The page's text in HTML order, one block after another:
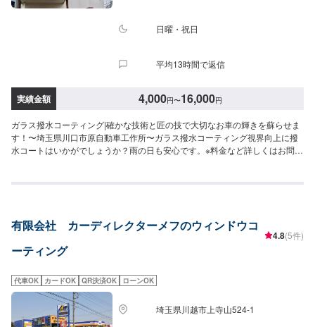
日曜・祝日
平均13時間で返信
実績金額 4,000円〜16,000円
ガラス撥水コーティング|確かな技術と匠の技で大切なお車の輝きを蘇らせま
す！〜埼玉県川口市原自動車工作所〜ガラス撥水コーティング視界向上に撥
水コートはいかがでしょうか？雨の日も安心です。※料金など詳しくはお問合
続可能お客様のニーズに合わせた料金設定をご用意しておりますのでお気軽
ツの不備などにより、取り付けができなかった場合でも、動作確認などで発
生した工賃をご請求させていただきますので、あらかじめご了承ください。
【代車について】無料代車（無保険時）を24台ご用意しております。燃料代
業時間：8:30〜17:30定休日：日・祝・第一、第三月曜日
有限会社 カーディレクターメフのウィンドウコ
ーティング
4.8(5件)
代車OK カードOK QR決済OK ローンOK
埼玉県川越市上寺山524-1